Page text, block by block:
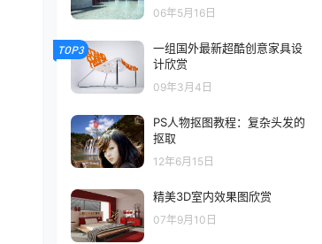
06年5月16日
TOP3
一组国外最新超酷创意家具设
计欣赏
09年3月4日
PS人物抠图教程：复杂头发的
抠取
12年6月15日
精美3D室内效果图欣赏
07年9月10日